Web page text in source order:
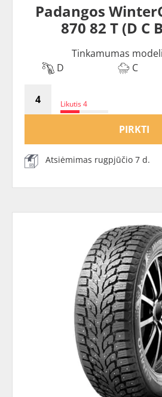
Padangos
870 82 T (D C
Tinkamumas
D
C
Likutis 4
PIRKTI
Atsiėmimas rugpjūčio 7 d.